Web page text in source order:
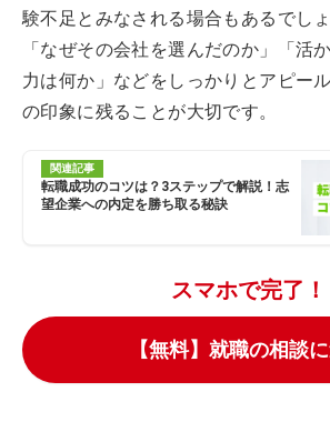
験不足とみなされる場合もあるでし
「なぜその会社を選んだのか」「活
力は何か」などをしっかりとアピー
の印象に残ることが大切です。
関連記事
転職成功のコツは？3ステップで解説！志
望企業への内定を勝ち取る秘訣
スマホで完了！
【無料】就職の相談